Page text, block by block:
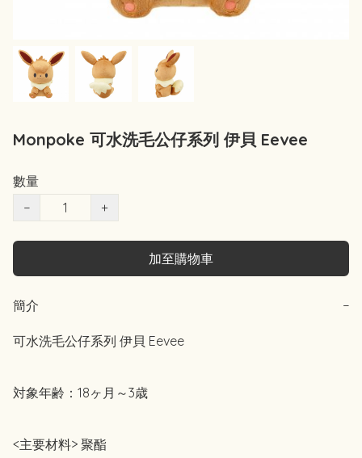
Monpoke 可水洗毛公仔系列 伊貝 Eevee
數量
−
+
加至購物車
簡介 −
可水洗毛公仔系列 伊貝 Eevee
対象年齢：18ヶ月～3歳
<主要材料> 聚酯